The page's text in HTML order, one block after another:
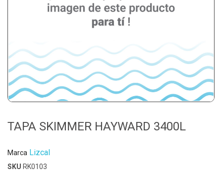
TAPA SKIMMER HAYWARD 3400L
Marca Lizcal
SKU RK0103